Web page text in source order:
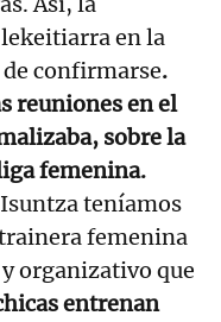
en la
confirmarse.
reuniones en el
sobre la
femenina.
teníamos
femenina
organizativo que
entrenan